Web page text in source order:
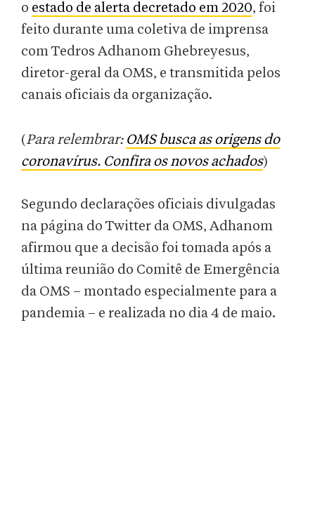
o estado de alerta decretado em 2020, foi
feito durante uma coletiva de imprensa
com Tedros Adhanom Ghebreyesus,
diretor-geral da OMS, e transmitida pelos
canais oficiais da organização.
(Para relembrar: OMS busca as origens do
coronavírus. Confira os novos achados)
Segundo declarações oficiais divulgadas
na página do Twitter da OMS, Adhanom
afirmou que a decisão foi tomada após a
última reunião do Comitê de Emergência
da OMS – montado especialmente para a
pandemia – e realizada no dia 4 de maio.